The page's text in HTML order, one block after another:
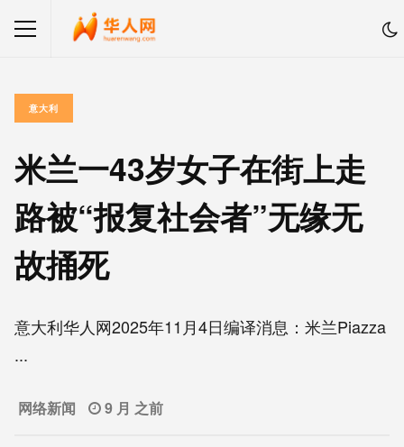
意大利
米兰一43岁女子在街上走
路被“报复社会者”无缘无
故捅死
意大利华人网2025年11月4日编译消息：米兰Piazza
...
网络新闻 9 月 之前